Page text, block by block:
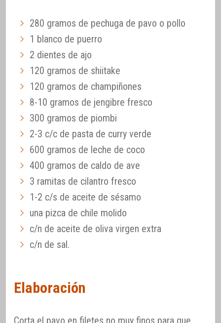
280 gramos de pechuga de pavo o pollo
1 blanco de puerro
2 dientes de ajo
120 gramos de shiitake
120 gramos de champiñones
8-10 gramos de jengibre fresco
300 gramos de piombi
2-3 c/c de pasta de curry verde
600 gramos de leche de coco
400 gramos de caldo de ave
3 ramitas de cilantro fresco
1-2 c/s de aceite de sésamo
una pizca de chile molido
c/n de aceite de oliva virgen extra
c/n de sal.
Elaboración